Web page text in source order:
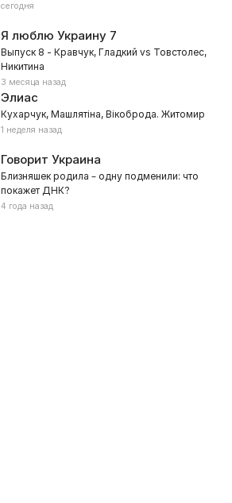
сегодня
Я люблю Украину7
Выпуск 8 - Кравчук, Гладкий vs Товстолес,
Никитина
3 месяца назад
Элиас
Кухарчук, Машлятіна, Вікоброда. Житомир
1 неделя назад
Говорит Украина
Близняшек родила – одну подменили: что
покажет ДНК?
4 года назад